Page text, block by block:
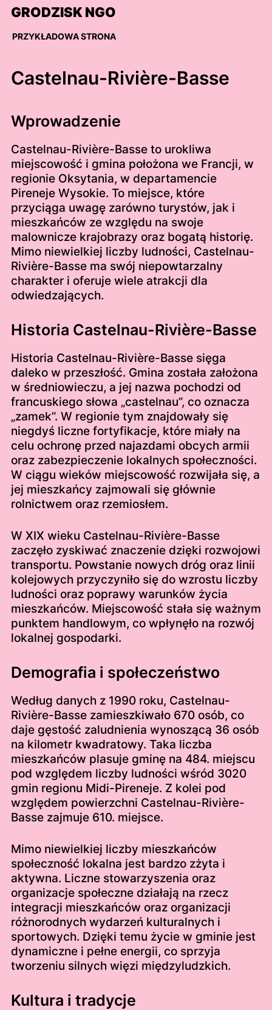
Skip
content
GRODZISK NGO
PRZYKŁADOWA STRONA
Castelnau-Rivière-Basse
Wprowadzenie
Castelnau-Rivière-Basse to urokliwa
miejscowość i gmina położona we Francji, w
regionie Oksytania, w departamencie
Pireneje Wysokie. To miejsce, które
przyciąga uwagę zarówno turystów, jak i
mieszkańców ze względu na swoje
malownicze krajobrazy oraz bogatą historię.
Mimo niewielkiej liczby ludności, Castelnau-
Rivière-Basse ma swój niepowtarzalny
charakter i oferuje wiele atrakcji dla
odwiedzających.
Historia Castelnau-Rivière-Basse
Historia Castelnau-Rivière-Basse sięga
daleko w przeszłość. Gmina została założona
w średniowieczu, a jej nazwa pochodzi od
francuskiego słowa „castelnau”, co oznacza
„zamek”. W regionie tym znajdowały się
niegdyś liczne fortyfikacje, które miały na
celu ochronę przed najazdami obcych armii
oraz zabezpieczenie lokalnych społeczności.
W ciągu wieków miejscowość rozwijała się, a
jej mieszkańcy zajmowali się głównie
rolnictwem oraz rzemiosłem.
W XIX wieku Castelnau-Rivière-Basse
zaczęło zyskiwać znaczenie dzięki rozwojowi
transportu. Powstanie nowych dróg oraz linii
kolejowych przyczyniło się do wzrostu liczby
ludności oraz poprawy warunków życia
mieszkańców. Miejscowość stała się ważnym
punktem handlowym, co wpłynęło na rozwój
lokalnej gospodarki.
Demografia i społeczeństwo
Według danych z 1990 roku, Castelnau-
Rivière-Basse zamieszkiwało 670 osób, co
daje gęstość zaludnienia wynoszącą 36 osób
na kilometr kwadratowy. Taka liczba
mieszkańców plasuje gminę na 484. miejscu
pod względem liczby ludności wśród 3020
gmin regionu Midi-Pireneje. Z kolei pod
względem powierzchni Castelnau-Rivière-
Basse zajmuje 610. miejsce.
Mimo niewielkiej liczby mieszkańców
społeczność lokalna jest bardzo zżyta i
aktywna. Liczne stowarzyszenia oraz
organizacje społeczne działają na rzecz
integracji mieszkańców oraz organizacji
różnorodnych wydarzeń kulturalnych i
sportowych. Dzięki temu życie w gminie jest
dynamiczne i pełne energii, co sprzyja
tworzeniu silnych więzi międzyludzkich.
Kultura i tradycje